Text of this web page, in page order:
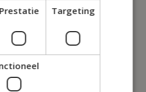
betekenis en
strategie voor beleggers die op
en kosteneffectieve manier om hun
artikel zullen we de voordelen van
een waardevolle toevoeging
Prestatie Targeting